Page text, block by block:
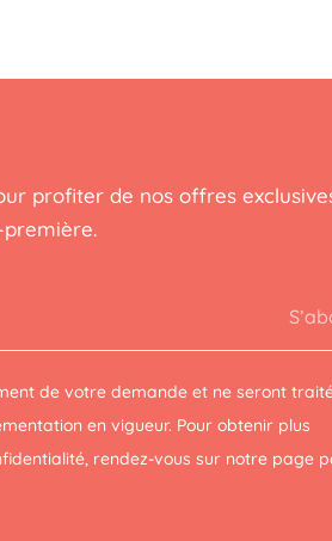
profiter de nos offres
de votre demande et ne seront
en vigueur. Pour obtenir plus
rendez-vous sur notre page